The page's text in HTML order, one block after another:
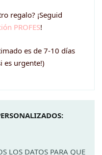
regalo? ¡Seguid
PROFES!
es de 7-10 días
es urgente!)
LOS DATOS PARA QUE